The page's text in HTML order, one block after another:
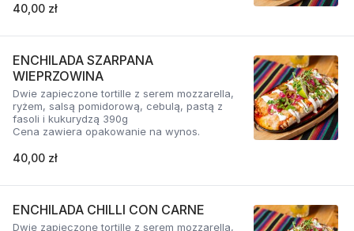
40,00 zł
ENCHILADA SZARPANA
WIEPRZOWINA
Dwie zapieczone tortille z serem mozzarella,
ryżem, salsą pomidorową, cebulą, pastą z
fasoli i kukurydzą 390g
Cena zawiera opakowanie na wynos.
40,00 zł
ENCHILADA CHILLI CON CARNE
Dwie zapieczone tortille z serem mozzarella,